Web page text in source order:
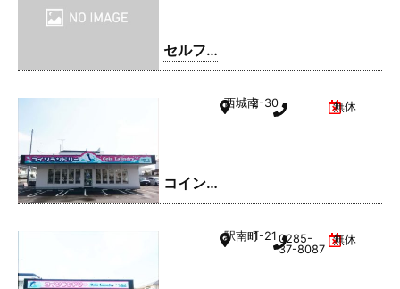
セルフ
ィック
コイン
ランド
西城南2-30 無休
駅南町1-21 0285-
37-8087
無休